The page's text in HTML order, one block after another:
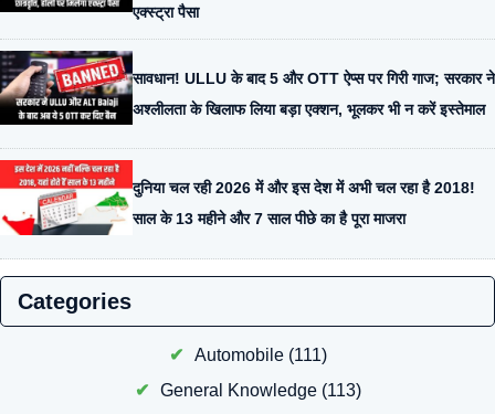
एक्स्ट्रा पैसा
सावधान! ULLU के बाद 5 और OTT ऐप्स पर गिरी गाज; सरकार ने
अश्लीलता के खिलाफ लिया बड़ा एक्शन, भूलकर भी न करें इस्तेमाल
दुनिया चल रही 2026 में और इस देश में अभी चल रहा है 2018!
साल के 13 महीने और 7 साल पीछे का है पूरा माजरा
Categories
Automobile (111)
General Knowledge (113)